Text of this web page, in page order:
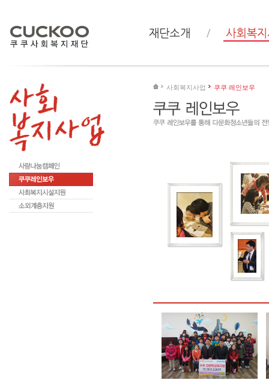
사회복지사업 쿠쿠 레인보우